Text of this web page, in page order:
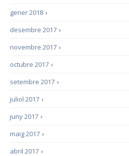
›
gener 2018
›
desembre 2017
›
novembre 2017
›
octubre 2017
›
setembre 2017
›
juliol 2017
›
juny 2017
›
maig 2017
›
abril 2017